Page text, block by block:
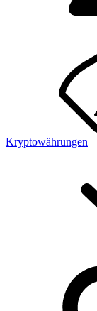
Kryptowährungen